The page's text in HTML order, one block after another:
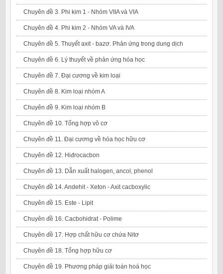
Chuyên đề 3. Phi kim 1 - Nhóm VIIA và VIA
Chuyên đề 4. Phi kim 2 - Nhóm VA và IVA
Chuyên đề 5. Thuyết axit - bazơ. Phản ứng trong dung dịch
Chuyên đề 6. Lý thuyết về phản ứng hóa học
Chuyên đề 7. Đại cương về kim loại
Chuyên đề 8. Kim loại nhóm A
Chuyên đề 9. Kim loại nhóm B
Chuyên đề 10. Tổng hợp vô cơ
Chuyên đề 11. Đại cương về hóa học hữu cơ
Chuyên đề 12. Hiđrocacbon
Chuyên đề 13. Dẫn xuất halogen, ancol, phenol
Chuyên đề 14. Andehit - Xeton - Axit cacboxylic
Chuyên đề 15. Este - Lipit
Chuyên đề 16. Cacbohidrat - Polime
Chuyên đề 17. Hợp chất hữu cơ chứa Nitơ
Chuyên đề 18. Tổng hợp hữu cơ
Chuyên đề 19. Phương pháp giải toán hoá học